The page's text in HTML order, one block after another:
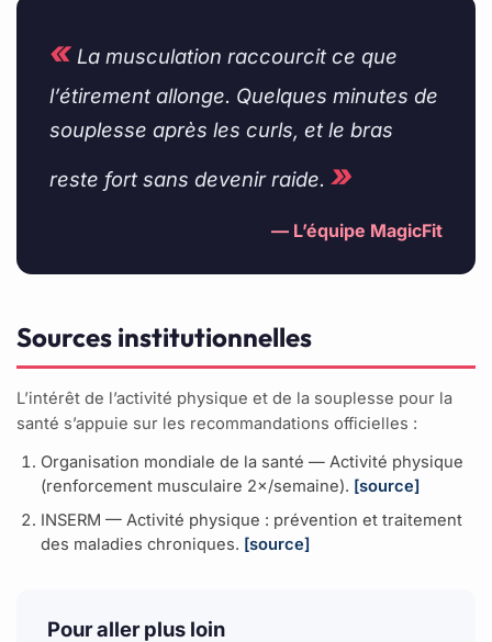
«La musculation raccourcit ce que
l’étirement allonge. Quelques minutes de
souplesse après les curls, et le bras
reste fort sans devenir raide. »
— L’équipe MagicFit
Sources institutionnelles
L’intérêt de l’activité physique et de la souplesse pour la
santé s’appuie sur les recommandations officielles :
Organisation mondiale de la santé — Activité physique
(renforcement musculaire 2×/semaine). [source]
INSERM — Activité physique : prévention et traitement
des maladies chroniques. [source]
Pour aller plus loin